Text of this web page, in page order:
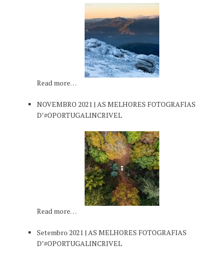
Read more…
NOVEMBRO 2021 | AS MELHORES FOTOGRAFIAS
D’#OPORTUGALINCRIVEL
Read more…
Setembro 2021 | AS MELHORES FOTOGRAFIAS
D’#OPORTUGALINCRIVEL